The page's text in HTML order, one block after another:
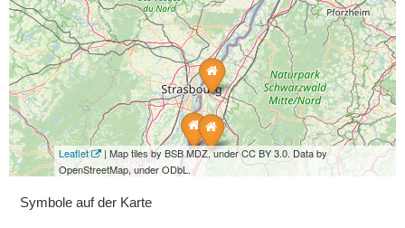
Leaflet
| Map tiles by BSB MDZ, under CC BY 3.0. Data by
OpenStreetMap, under ODbL.
Symbole auf der Karte